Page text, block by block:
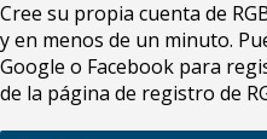
Cree su propia cuenta de
y en menos de un minuto.
Google o Facebook para
de la página de registro de